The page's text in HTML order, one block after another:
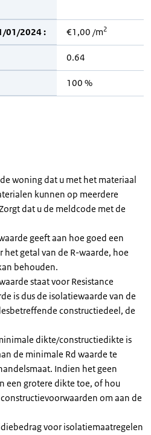
01/2024 : €1,00 /m2
0.64
100 %
woning dat u met het materiaal
kunnen op meerdere
dat u de meldcode met de
geeft aan hoe goed een
getal van de R-waarde, hoe
behouden.
staat voor Resistance
is dus de isolatiewaarde van de
constructiedeel, de
dikte/constructiedikte is
de minimale Rd waarde te
Indien het geen
een grotere dikte toe, of hou
om aan de
voor isolatiemaatregelen